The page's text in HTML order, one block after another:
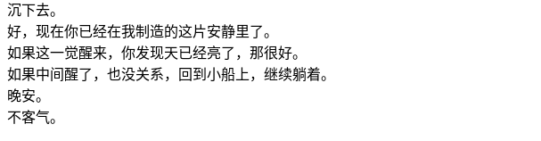
沉下去。
好，现在你已经在我制造的这片安静里了。
如果这一觉醒来，你发现天已经亮了，那很好。
如果中间醒了，也没关系，回到小船上，继续躺着。
晚安。
不客气。